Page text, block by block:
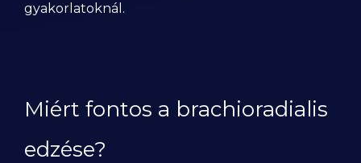
gyakorlatoknál.
Miért fontos a brachioradialis
edzése?